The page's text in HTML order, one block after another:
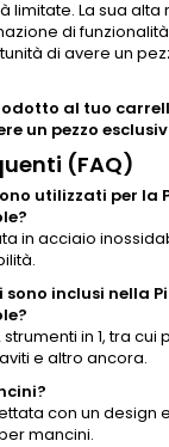
limitate. La sua
di
di avere un
al tuo
un pezzo
(FAQ)
utilizzati per la
in acciaio
inclusi nella
in 1, tra cui
e altro ancora.
con un design
mancini.